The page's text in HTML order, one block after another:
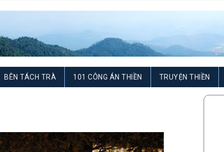
BÊN TÁCH TRÀ 101 CÔNG ÁN THIỀN TRUYỆN THIỀN